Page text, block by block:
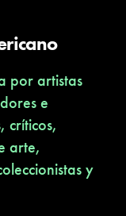
Barrio Orendain
—, permeados por la
que atraviesan
como
de territorio ha
reconfigurada—
y
el espacio que
por artistas
e
críticos,
arte,
y